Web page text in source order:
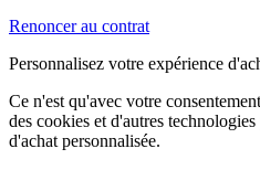
Renoncer au contrat
Personnalisez votre expérience
Ce n'est qu'avec votre
des cookies et d'autres
d'achat personnalisée.